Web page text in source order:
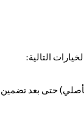
التالية: